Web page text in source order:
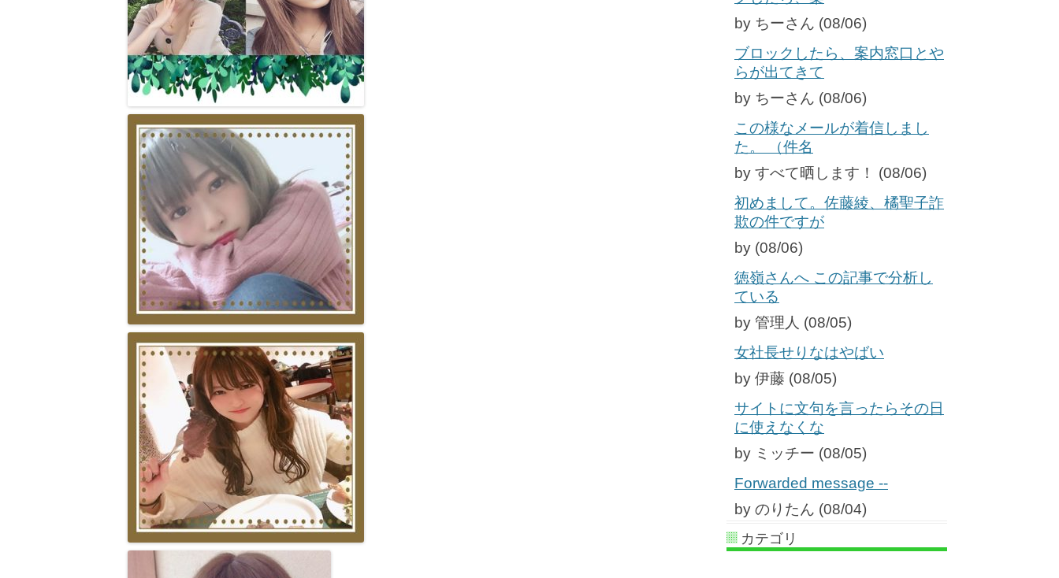
by ちーさん (08/06)
ブロックしたら、案内窓口とや
らが出てきて
by ちーさん (08/06)
この様なメールが着信しまし
た。 （件名
by すべて晒します！ (08/06)
初めまして。佐藤綾、橘聖子詐
欺の件ですが
by (08/06)
徳嶺さんへ この記事で分析し
ている
by 管理人 (08/05)
女社長せりなはやばい
by 伊藤 (08/05)
サイトに文句を言ったらその日
に使えなくな
by ミッチー (08/05)
Forwarded message --
by のりたん (08/04)
カテゴリ